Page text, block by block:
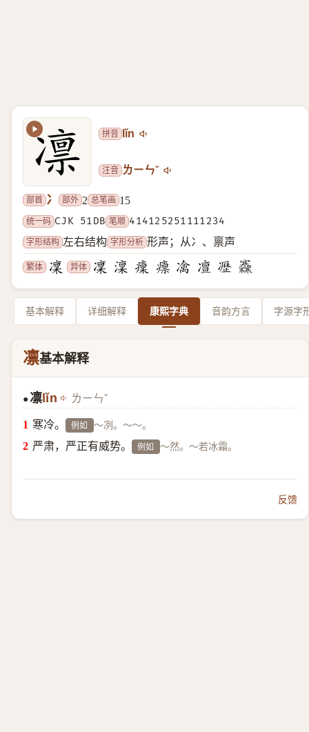
拼音 lǐn
注音 ㄌㄧㄣˇ
部首 冫 部外 2 总笔画 15
统一码 CJK 51DB 笔顺 414125251111234
字形结构 左右结构 字形分析 形声；从冫、禀声
繁体 异体
基本解释 详细解释 康熙字典 音韵方言 字源字
凛基本解释
●凛 lǐn ㄌㄧㄣˇ
寒冷。 例如 ～冽。～～。
严肃，严正有威势。 例如 ～然。～若冰霜。
反馈